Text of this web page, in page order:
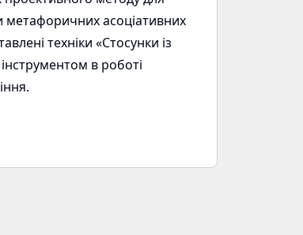
метафоричних асоціативних
техніки «Стосунки із
в роботі